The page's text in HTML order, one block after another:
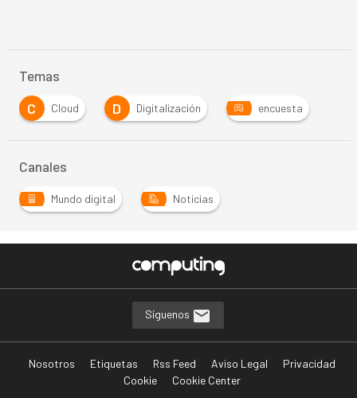
Temas
C
Cloud D Digitalización encuesta
Canales
Mundo digital Noticias
Síguenos
Nosotros Etiquetas Rss Feed Aviso Legal
Privacidad
Cookie
Cookie Center